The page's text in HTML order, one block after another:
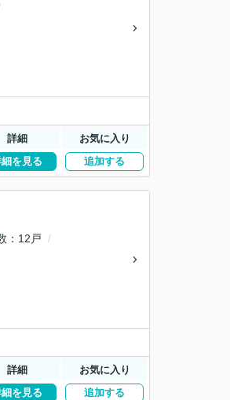
詳細 お気に入り
を見る 追加する
12戸
詳細 お気に入り
を見る 追加する